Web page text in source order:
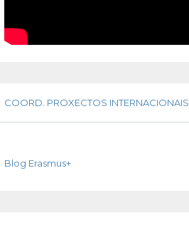
COORD. PROXECTOS INTERNACIONAIS
Blog Erasmus+